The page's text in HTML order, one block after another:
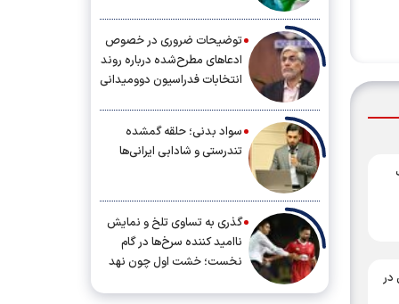
در
توضیحات ضروری در خصوص
ادعاهای مطرح‌شده درباره روند
انتخابات فدراسیون دوومیدانی
سواد بدنی؛ حلقه گمشده
تندرستی و شادابی ایرانی‌ها
گذری به تساوی تلخ و نمایش
ناامید کننده سرخ‌ها در گام
نخست؛ خشت اول چون نهد